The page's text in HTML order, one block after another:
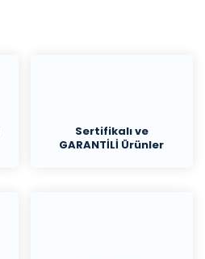
Sertifikalı ve
GARANTİLİ Ürünler